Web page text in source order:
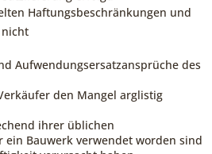
Haftungsbeschränkungen und
Aufwendungsersatzansprüche des
den Mangel arglistig
ihrer üblichen
ein Bauwerk verwendet worden sind